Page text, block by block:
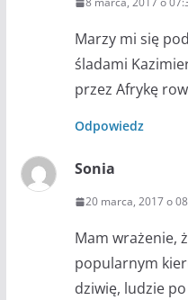
Marzy mi się
śladami
przez Afrykę
Odpowiedz
Sonia
20 marca, 2017 o
Mam wrażenie,
popularnym
dziwię, ludzie